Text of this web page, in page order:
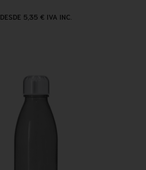
DESDE 5,35 € IVA INC.